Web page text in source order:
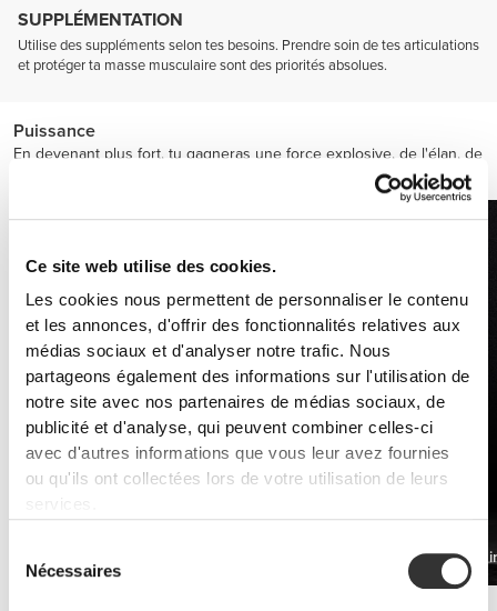
Ce site web utilise des cookies.
Les cookies nous permettent de personnaliser le contenu
et les annonces, d'offrir des fonctionnalités relatives aux
médias sociaux et d'analyser notre trafic. Nous
partageons également des informations sur l'utilisation de
notre site avec nos partenaires de médias sociaux, de
publicité et d'analyse, qui peuvent combiner celles-ci
avec d'autres informations que vous leur avez fournies
ou qu'ils ont collectées lors de votre utilisation de leurs
services.
Nécessaires
SUPPLÉMENTATION
Utilise des suppléments selon tes besoins. Prendre soin de tes articulations
et protéger ta masse musculaire sont des priorités absolues.
Puissance
En devenant plus fort, tu gagneras une force explosive, de l'élan, de
Bêta-